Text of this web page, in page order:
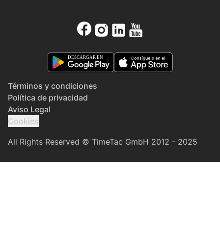
Términos y condiciones
Política de privacidad
Aviso Legal
Cookies
All Rights Reserved © TimeTac GmbH 2012 - 2025